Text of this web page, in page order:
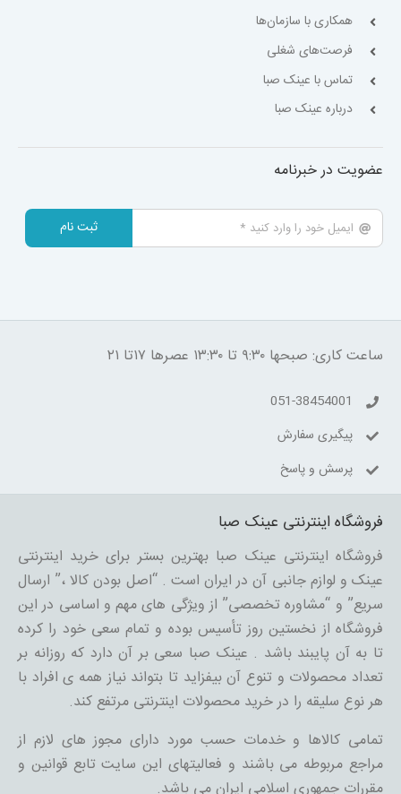
همکاری با سازمان‌ها
فرصت‌های شغلی
تماس با عینک صبا
درباره عینک صبا
عضویت در خبرنامه
ثبت نام
ساعت کاری: صبحها ۹:۳۰ تا ۱۳:۳۰ عصرها ۱۷تا ۲۱
051-38454001
پیگیری سفارش
پرسش و پاسخ
فروشگاه اینترنتی عینک صبا
فروشگاه اینترنتی عینک صبا بهترین بستر برای خرید اینترنتی
عینک و لوازم جانبی آن در ایران است . “اصل بودن کالا ،” ارسال
سریع” و “مشاوره تخصصی” از ویژگی های مهم و اساسی در این
فروشگاه از نخستین روز تأسیس بوده و تمام سعی خود را کرده
تا به آن پایبند باشد . عینک صبا سعی بر آن دارد که روزانه بر
تعداد محصولات و تنوع آن بیفزاید تا بتواند نیاز همه ی افراد با
هر نوع سلیقه را در خرید محصولات اینترنتی مرتفع کند.
تمامی کالاها و خدمات حسب مورد دارای مجوز های لازم از
مراجع مربوطه می باشند و فعالیتهای این سایت تابع قوانین و
مقررات جمهوری اسلامی ایران می باشد.